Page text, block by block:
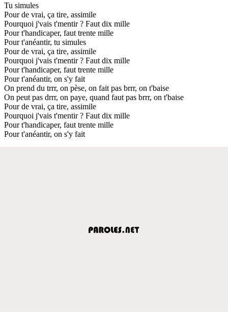
Tu simules
Pour de vrai, ça tire, assimile
Pourquoi j'vais t'mentir ? Faut dix mille
Pour t'handicaper, faut trente mille
Pour t'anéantir, tu simules
Pour de vrai, ça tire, assimile
Pourquoi j'vais t'mentir ? Faut dix mille
Pour t'handicaper, faut trente mille
Pour t'anéantir, on s'y fait
On prend du trrr, on pèse, on fait pas brrr, on t'baise
On peut pas drrr, on paye, quand faut pas brrr, on t'baise
Pour de vrai, ça tire, assimile
Pourquoi j'vais t'mentir ? Faut dix mille
Pour t'handicaper, faut trente mille
Pour t'anéantir, on s'y fait